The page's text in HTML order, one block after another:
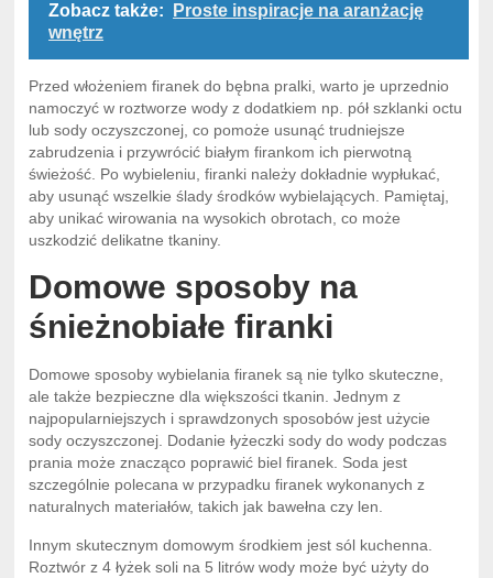
Zobacz także:
Proste inspiracje na aranżację
wnętrz
Przed włożeniem firanek do bębna pralki, warto je uprzednio
namoczyć w roztworze wody z dodatkiem np. pół szklanki octu
lub sody oczyszczonej, co pomoże usunąć trudniejsze
zabrudzenia i przywrócić białym firankom ich pierwotną
świeżość. Po wybieleniu, firanki należy dokładnie wypłukać,
aby usunąć wszelkie ślady środków wybielających. Pamiętaj,
aby unikać wirowania na wysokich obrotach, co może
uszkodzić delikatne tkaniny.
Domowe sposoby na
śnieżnobiałe firanki
Domowe sposoby wybielania firanek są nie tylko skuteczne,
ale także bezpieczne dla większości tkanin. Jednym z
najpopularniejszych i sprawdzonych sposobów jest użycie
sody oczyszczonej. Dodanie łyżeczki sody do wody podczas
prania może znacząco poprawić biel firanek. Soda jest
szczególnie polecana w przypadku firanek wykonanych z
naturalnych materiałów, takich jak bawełna czy len.
Innym skutecznym domowym środkiem jest sól kuchenna.
Roztwór z 4 łyżek soli na 5 litrów wody może być użyty do